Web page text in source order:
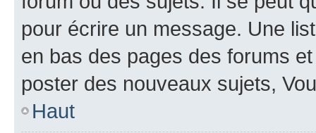
pour écrire un message. Une
en bas des pages des forums
poster des nouveaux sujets,
Haut